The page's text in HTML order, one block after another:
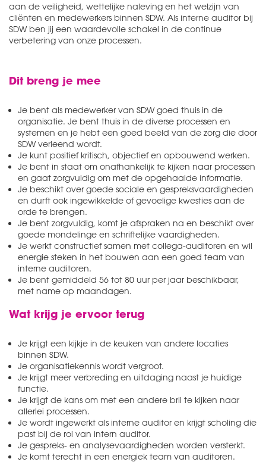
aan de veiligheid, wettelijke naleving en het welzijn van
cliënten en medewerkers binnen SDW. Als interne auditor bij
SDW ben jij een waardevolle schakel in de continue
verbetering van onze processen.
Dit breng je mee
Je bent als medewerker van SDW goed thuis in de
organisatie. Je bent thuis in de diverse processen en
systemen en je hebt een goed beeld van de zorg die door
SDW verleend wordt.
Je kunt positief kritisch, objectief en opbouwend werken.
Je bent in staat om onafhankelijk te kijken naar processen
en gaat zorgvuldig om met de opgehaalde informatie.
Je beschikt over goede sociale en gespreksvaardigheden
en durft ook ingewikkelde of gevoelige kwesties aan de
orde te brengen.
Je bent zorgvuldig, komt je afspraken na en beschikt over
goede mondelinge en schriftelijke vaardigheden.
Je werkt constructief samen met collega-auditoren en wil
energie steken in het bouwen aan een goed team van
interne auditoren.
Je bent gemiddeld 56 tot 80 uur per jaar beschikbaar,
met name op maandagen.
Wat krijg je ervoor terug
Je krijgt een kijkje in de keuken van andere locaties
binnen SDW.
Je organisatiekennis wordt vergroot.
Je krijgt meer verbreding en uitdaging naast je huidige
functie.
Je krijgt de kans om met een andere bril te kijken naar
allerlei processen.
Je wordt ingewerkt als interne auditor en krijgt scholing die
past bij de rol van intern auditor.
Je gespreks- en analysevaardigheden worden versterkt.
Je komt terecht in een energiek team van auditoren.